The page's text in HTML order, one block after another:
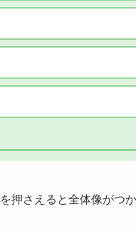
押さえると全体像がつ